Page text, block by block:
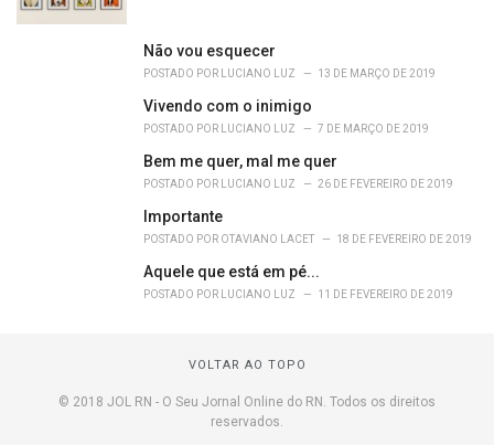
Não vou esquecer
POSTADO POR LUCIANO LUZ 13 DE MARÇO DE 2019
Vivendo com o inimigo
POSTADO POR LUCIANO LUZ 7 DE MARÇO DE 2019
Bem me quer, mal me quer
POSTADO POR LUCIANO LUZ 26 DE FEVEREIRO DE 2019
Importante
POSTADO POR OTAVIANO LACET 18 DE FEVEREIRO DE 2019
Aquele que está em pé...
POSTADO POR LUCIANO LUZ 11 DE FEVEREIRO DE 2019
VOLTAR AO TOPO
© 2018 JOL RN - O Seu Jornal Online do RN. Todos os direitos
reservados.